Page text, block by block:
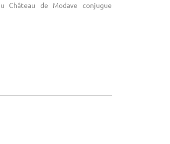
Château de Modave conjugue